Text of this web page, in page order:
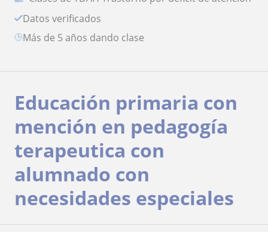
Datos verificados
más de 5 años dando clase
Educación primaria con
mención en pedagogía
terapeutica con
alumnado con
necesidades especiales